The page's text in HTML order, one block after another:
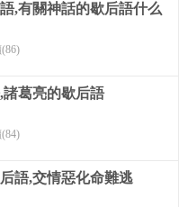
,有關神話的歇后語什么
葛亮的歇后語
語,交情惡化命難逃